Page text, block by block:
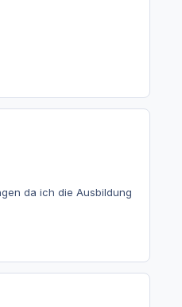
da ich die Ausbildung